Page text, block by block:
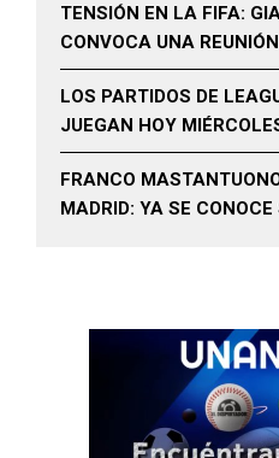
TENSIÓN EN LA FIFA:
CONVOCA UNA
LOS PARTIDOS DE
JUEGAN HOY
FRANCO
MADRID: YA SE CONOCE